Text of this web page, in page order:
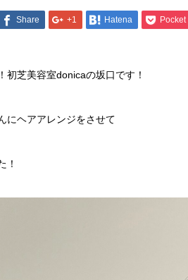
Share +1 Hatena Pocket
初芝美容室donicaの坂口です！
にヘアアレンジをさせて
！